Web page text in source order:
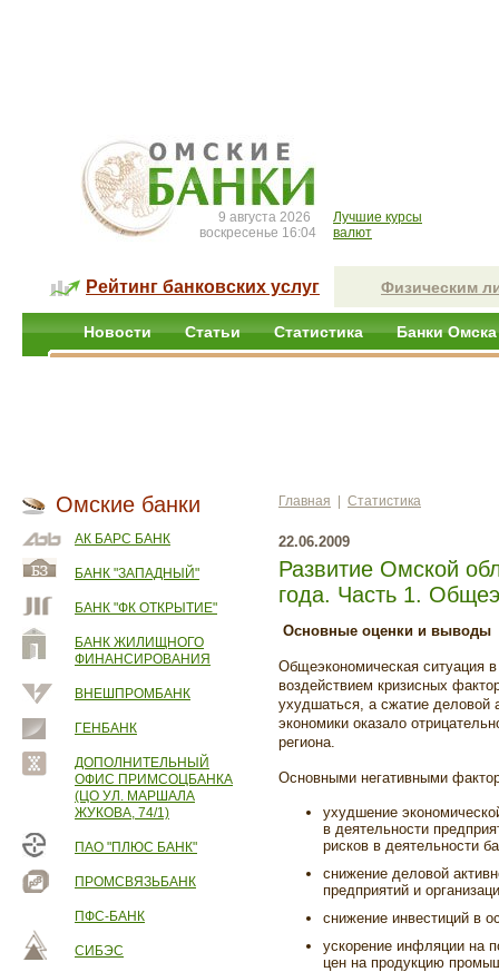
9 августа 2026
воскресенье 16:04
Лучшие курсы
валют
Рейтинг банковских услуг Физическим
Новости Статьи Статистика Банки Омска
Омские банки
АК БАРС БАНК
БАНК "ЗАПАДНЫЙ"
БАНК "ФК ОТКРЫТИЕ"
БАНК ЖИЛИЩНОГО
ФИНАНСИРОВАНИЯ
ВНЕШПРОМБАНК
ГЕНБАНК
ДОПОЛНИТЕЛЬНЫЙ
ОФИС ПРИМСОЦБАНКА
(ЦО УЛ. МАРШАЛА
ЖУКОВА, 74/1)
ПАО "ПЛЮС БАНК"
ПРОМСВЯЗЬБАНК
ПФС-БАНК
СИБЭС
Главная Статистика
22.06.2009
Развитие Омской
года. Часть 1.
Основные оценки и выводы
Общеэкономическая ситуация
воздействием кризисных
ухудшаться, а сжатие деловой
экономики оказало
региона.
Основными негативными
ухудшение
в деятельности
рисков в деятельности
снижение деловой
предприятий и
снижение инвестиций в
ускорение инфляции на
цен на продукцию